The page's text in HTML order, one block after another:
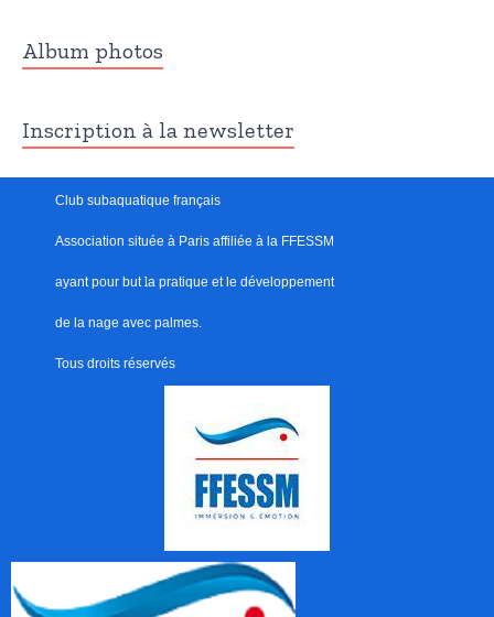
Album photos
Inscription à la newsletter
Club subaquatique français
Association située à Paris affiliée à la FFESSM
ayant pour but la pratique et le développement
de la nage avec palmes.
Tous droits réservés